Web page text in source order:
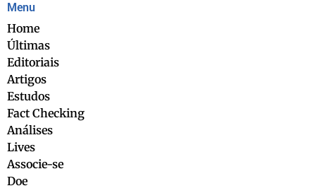
Menu
Home
Últimas
Editoriais
Artigos
Estudos
Fact Checking
Análises
Lives
Associe-se
Doe